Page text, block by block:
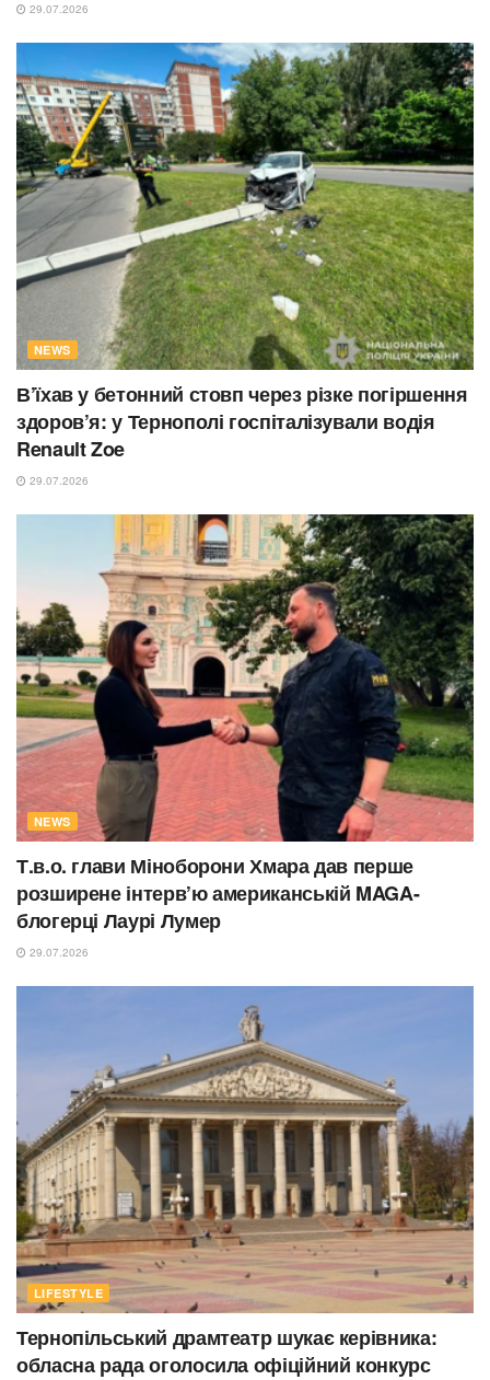
29.07.2026
NEWS
В’їхав у бетонний стовп через різке погіршення
здоров’я: у Тернополі госпіталізували водія
Renault Zoe
29.07.2026
NEWS
Т.в.о. глави Міноборони Хмара дав перше
розширене інтерв’ю американській MAGA-
блогерці Лаурі Лумер
29.07.2026
LIFESTYLE
Тернопільський драмтеатр шукає керівника:
обласна рада оголосила офіційний конкурс